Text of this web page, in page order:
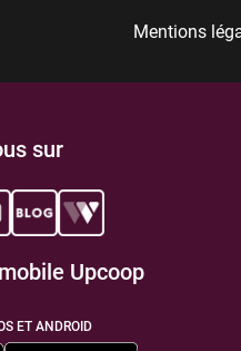
Mentions
sur
Upcoop
ET ANDROID